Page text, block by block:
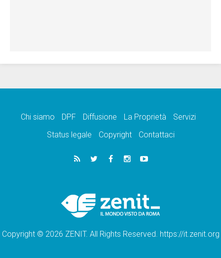
Chi siamo DPF Diffusione La Proprietà
Servizi
Status legale
Copyright Contattaci
Copyright © 2026 ZENIT. All Rights Reserved. https://it.zenit.org